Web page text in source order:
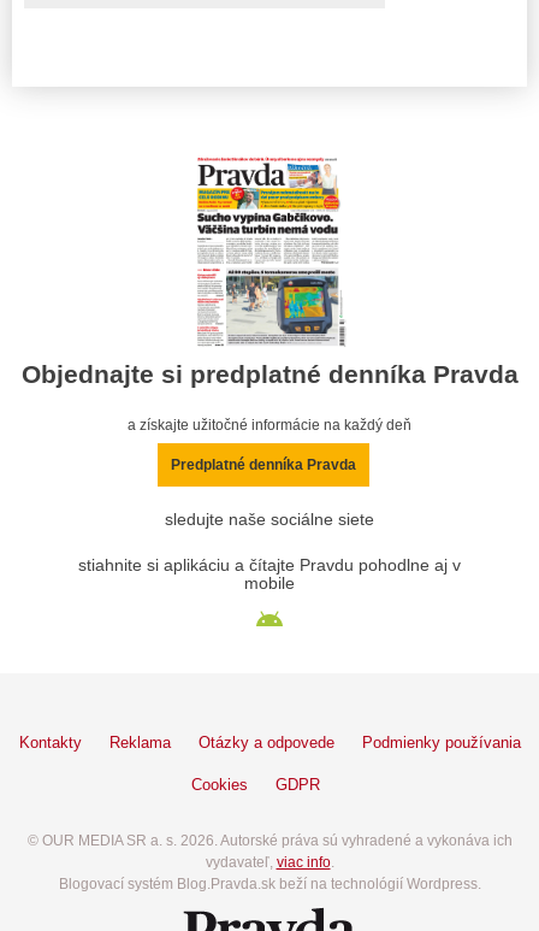
Objednajte si predplatné denníka Pravda
a získajte užitočné informácie na každý deň
Predplatné denníka Pravda
sledujte naše sociálne siete
stiahnite si aplikáciu a čítajte Pravdu pohodlne aj v
mobile
Kontakty Reklama Otázky a odpovede Podmienky používania
Cookies GDPR
© OUR MEDIA SR a. s. 2026. Autorské práva sú vyhradené a vykonáva ich
vydavateľ, viac info.
Blogovací systém Blog.Pravda.sk beží na technológií Wordpress.